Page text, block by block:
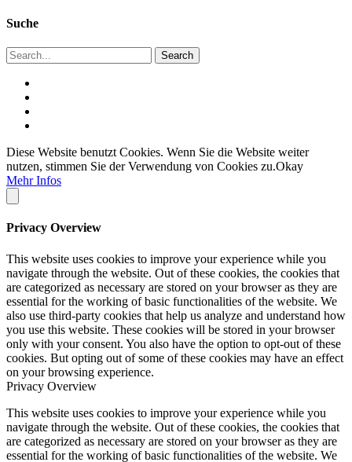
Suche
Diese Website benutzt Cookies. Wenn Sie die Website weiter
nutzen, stimmen Sie der Verwendung von Cookies zu.Okay
Mehr Infos
Privacy Overview
This website uses cookies to improve your experience while you
navigate through the website. Out of these cookies, the cookies that
are categorized as necessary are stored on your browser as they are
essential for the working of basic functionalities of the website. We
also use third-party cookies that help us analyze and understand how
you use this website. These cookies will be stored in your browser
only with your consent. You also have the option to opt-out of these
cookies. But opting out of some of these cookies may have an effect
on your browsing experience.
Privacy Overview
This website uses cookies to improve your experience while you
navigate through the website. Out of these cookies, the cookies that
are categorized as necessary are stored on your browser as they are
essential for the working of basic functionalities of the website. We